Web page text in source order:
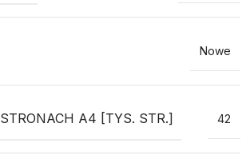
Nowe
A4 [TYS. STR.] 42